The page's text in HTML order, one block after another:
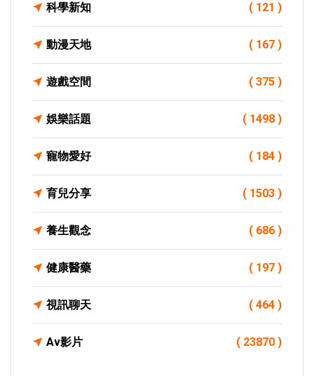
科學新知 ( 121 )
動漫天地 ( 167 )
遊戲空間 ( 375 )
娛樂話題 ( 1498 )
寵物愛好 ( 184 )
育兒分享 ( 1503 )
養生觀念 ( 686 )
健康醫藥 ( 197 )
視訊聊天 ( 464 )
Av影片 ( 23870 )